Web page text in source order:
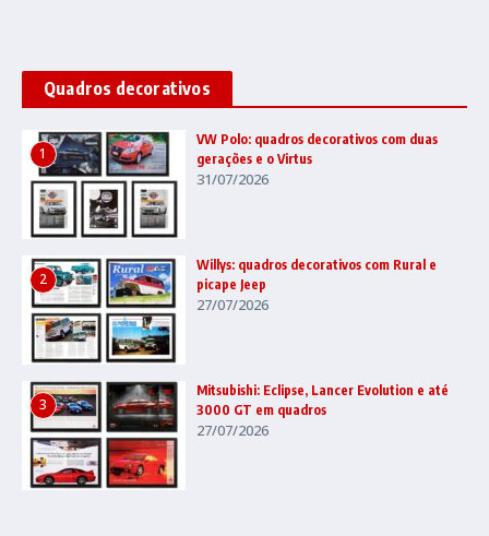
Quadros decorativos
1
VW Polo: quadros decorativos com duas
gerações e o Virtus
31/07/2026
2
Willys: quadros decorativos com Rural e
picape Jeep
27/07/2026
3
Mitsubishi: Eclipse, Lancer Evolution e até
3000 GT em quadros
27/07/2026